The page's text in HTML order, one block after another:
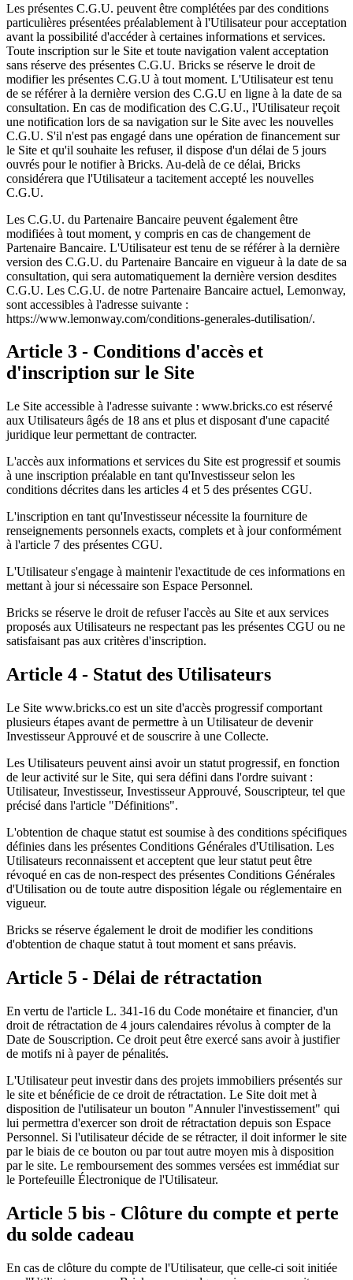
Les présentes C.G.U. peuvent être complétées par des conditions
particulières présentées préalablement à l'Utilisateur pour acceptation
avant la possibilité d'accéder à certaines informations et services.
Toute inscription sur le Site et toute navigation valent acceptation
sans réserve des présentes C.G.U. Bricks se réserve le droit de
modifier les présentes C.G.U à tout moment. L'Utilisateur est tenu
de se référer à la dernière version des C.G.U en ligne à la date de sa
consultation. En cas de modification des C.G.U., l'Utilisateur reçoit
une notification lors de sa navigation sur le Site avec les nouvelles
C.G.U. S'il n'est pas engagé dans une opération de financement sur
le Site et qu'il souhaite les refuser, il dispose d'un délai de 5 jours
ouvrés pour le notifier à Bricks. Au-delà de ce délai, Bricks
considérera que l'Utilisateur a tacitement accepté les nouvelles
C.G.U.
Les C.G.U. du Partenaire Bancaire peuvent également être
modifiées à tout moment, y compris en cas de changement de
Partenaire Bancaire. L'Utilisateur est tenu de se référer à la dernière
version des C.G.U. du Partenaire Bancaire en vigueur à la date de sa
consultation, qui sera automatiquement la dernière version desdites
C.G.U. Les C.G.U. de notre Partenaire Bancaire actuel, Lemonway,
sont accessibles à l'adresse suivante :
https://www.lemonway.com/conditions-generales-dutilisation/.
Article 3 - Conditions d'accès et
d'inscription sur le Site
Le Site accessible à l'adresse suivante : www.bricks.co est réservé
aux Utilisateurs âgés de 18 ans et plus et disposant d'une capacité
juridique leur permettant de contracter.
L'accès aux informations et services du Site est progressif et soumis
à une inscription préalable en tant qu'Investisseur selon les
conditions décrites dans les articles 4 et 5 des présentes CGU.
L'inscription en tant qu'Investisseur nécessite la fourniture de
renseignements personnels exacts, complets et à jour conformément
à l'article 7 des présentes CGU.
L'Utilisateur s'engage à maintenir l'exactitude de ces informations en
mettant à jour si nécessaire son Espace Personnel.
Bricks se réserve le droit de refuser l'accès au Site et aux services
proposés aux Utilisateurs ne respectant pas les présentes CGU ou ne
satisfaisant pas aux critères d'inscription.
Article 4 - Statut des Utilisateurs
Le Site www.bricks.co est un site d'accès progressif comportant
plusieurs étapes avant de permettre à un Utilisateur de devenir
Investisseur Approuvé et de souscrire à une Collecte.
Les Utilisateurs peuvent ainsi avoir un statut progressif, en fonction
de leur activité sur le Site, qui sera défini dans l'ordre suivant :
Utilisateur, Investisseur, Investisseur Approuvé, Souscripteur, tel que
précisé dans l'article "Définitions".
L'obtention de chaque statut est soumise à des conditions spécifiques
définies dans les présentes Conditions Générales d'Utilisation. Les
Utilisateurs reconnaissent et acceptent que leur statut peut être
révoqué en cas de non-respect des présentes Conditions Générales
d'Utilisation ou de toute autre disposition légale ou réglementaire en
vigueur.
Bricks se réserve également le droit de modifier les conditions
d'obtention de chaque statut à tout moment et sans préavis.
Article 5 - Délai de rétractation
En vertu de l'article L. 341-16 du Code monétaire et financier, d'un
droit de rétractation de 4 jours calendaires révolus à compter de la
Date de Souscription. Ce droit peut être exercé sans avoir à justifier
de motifs ni à payer de pénalités.
L'Utilisateur peut investir dans des projets immobiliers présentés sur
le site et bénéficie de ce droit de rétractation. Le Site doit met à
disposition de l'utilisateur un bouton "Annuler l'investissement" qui
lui permettra d'exercer son droit de rétractation depuis son Espace
Personnel. Si l'utilisateur décide de se rétracter, il doit informer le site
par le biais de ce bouton ou par tout autre moyen mis à disposition
par le site. Le remboursement des sommes versées est immédiat sur
le Portefeuille Électronique de l'Utilisateur.
Article 5 bis - Clôture du compte et perte
du solde cadeau
En cas de clôture du compte de l'Utilisateur, que celle-ci soit initiée